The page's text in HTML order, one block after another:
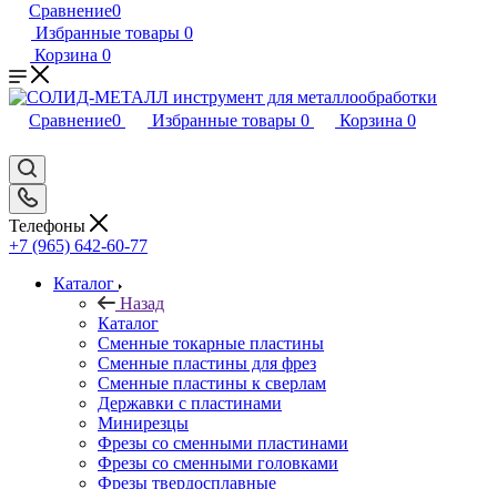
Сравнение0
Избранные товары 0
Корзина 0
Сравнение0 Избранные товары 0 Корзина 0
Телефоны
+7 (965) 642-60-77
Каталог
Назад
Каталог
Сменные токарные пластины
Сменные пластины для фрез
Сменные пластины к сверлам
Державки с пластинами
Минирезцы
Фрезы со сменными пластинами
Фрезы со сменными головками
Фрезы твердосплавные